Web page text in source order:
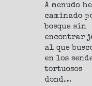
A menudo he
caminado
bosque sin
encontrar
al que
en los
tortuosos
dond…